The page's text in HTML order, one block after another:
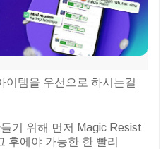
이템을 우선으로 하시는걸
기 위해 먼저 Magic Resist
후에야 가능한 한 빨리